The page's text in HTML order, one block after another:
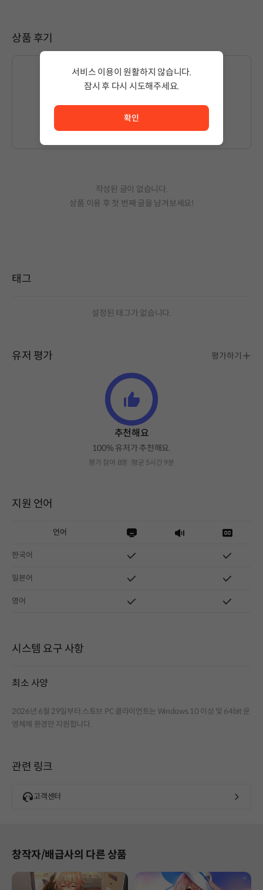
상품 후기
작성된 글이 없습니다.
상품 이용 후 첫 번째 글을 남겨보세요!
태그
설정된 태그가 없습니다.
유저 평가 평가하기
추천해요
100% 유저가 추천해요.
평가 참여 8명 평균 5시간 9분
지원 언어
언어
한국어
일본어
영어
시스템 요구 사항
최소 사양
2026년 6월 29일부터 스토브 PC 클라이언트는 Windows 10 이상 및 64bit 운
영체제 환경만 지원합니다.
관련 링크
고객센터
창작자/배급사의 다른 상품
서비스 이용이 원활하지 않습니다.
잠시 후 다시 시도해주세요.
확인